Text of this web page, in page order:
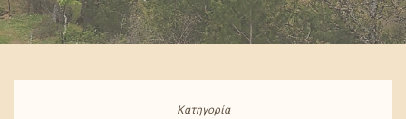
Κατηγορία